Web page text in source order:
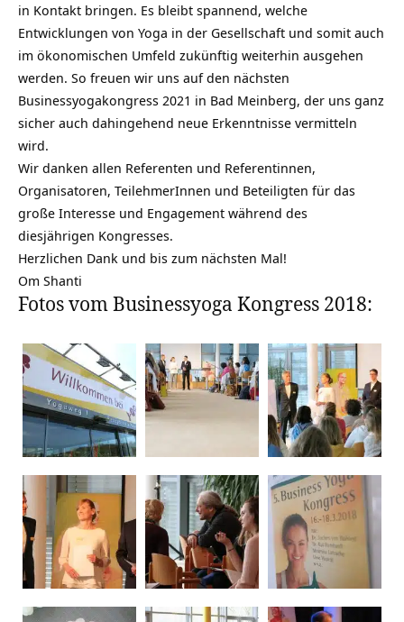
in Kontakt bringen. Es bleibt spannend, welche
Entwicklungen von Yoga in der Gesellschaft und somit auch
im ökonomischen Umfeld zukünftig weiterhin ausgehen
werden. So freuen wir uns auf den nächsten
Businessyogakongress 2021 in Bad Meinberg, der uns ganz
sicher auch dahingehend neue Erkenntnisse vermitteln
wird.
Wir danken allen Referenten und Referentinnen,
Organisatoren, TeilehmerInnen und Beteiligten für das
große Interesse und Engagement während des
diesjährigen Kongresses.
Herzlichen Dank und bis zum nächsten Mal!
Om Shanti
Fotos vom Businessyoga Kongress 2018: